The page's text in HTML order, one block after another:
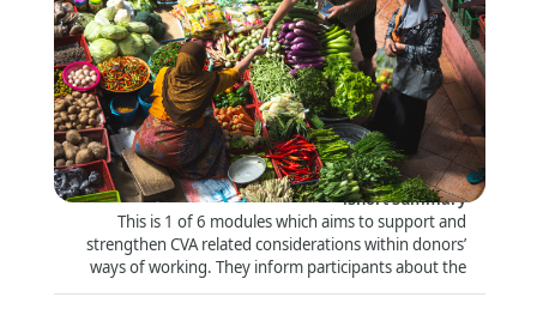
Donor Module 6 - Collaborative cash delivery
الشكل
:
الدراسة الذاتية عبر الإنترنت
Short Summary
:
This is 1 of 6 modules which aims to support and
strengthen CVA related considerations within donors’
ways of working. They inform participants about the
latest trends and debates and look closely at specific